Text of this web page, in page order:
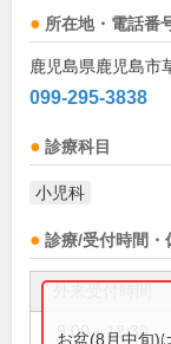
所在地・電話番
鹿児島県鹿児島市
099-295-3838
診療科目
小児科
診療/受付時間・
9:00～12:30
お盆(8月中旬)